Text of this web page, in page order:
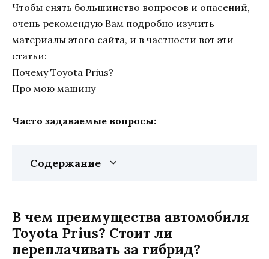
Чтобы снять большинство вопросов и опасений,
очень рекомендую Вам подробно изучить
материалы этого сайта, и в частности вот эти
статьи:
Почему Toyota Prius?
Про мою машину
Часто задаваемые вопросы:
Содержание
В чем преимущества автомобиля
Toyota Prius? Стоит ли
переплачивать за гибрид?